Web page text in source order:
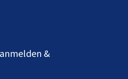
&